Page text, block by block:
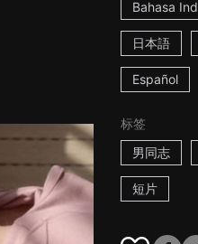
Bahasa
日本語
Español
标签
男同志
短片